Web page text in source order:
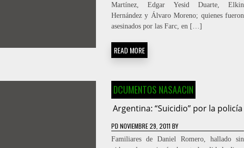
Martínez, Edgar Yesid Duarte, Elkin
Hernández y Álvaro Moreno; quienes fueron
asesinados por las Farc, en […]
READ MORE
DCUMENTOS NASAACIN
Argentina: “Suicidio” por la policía
PD NOVIEMBRE 29, 2011 BY
Familiares de Daniel Romero, hallado sin